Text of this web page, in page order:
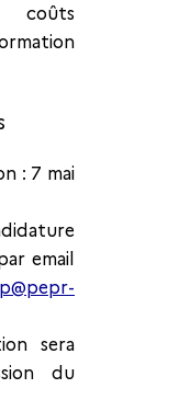
coûts
: 7 mai
email
sera
du